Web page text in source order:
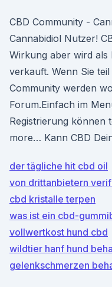
CBD Community -
Cannabidiol Nutzer!
Wirkung aber wird als
verkauft. Wenn Sie
Community werden
Forum.Einfach im
Registrierung können
more… Kann CBD
der tägliche hit cbd oil
von drittanbietern
cbd kristalle terpen
was ist ein cbd-
vollwertkost hund cbd
wildtier hanf hund
gelenkschmerzen